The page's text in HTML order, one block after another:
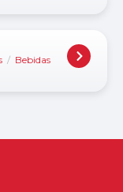
/ Bebidas